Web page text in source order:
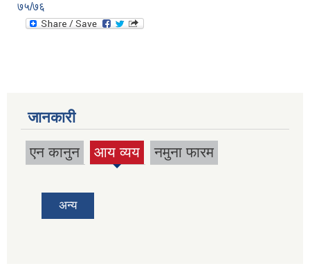
७५/७६
जानकारी
एन कानुन आय व्यय
(active
नमुना फारम
अन्य